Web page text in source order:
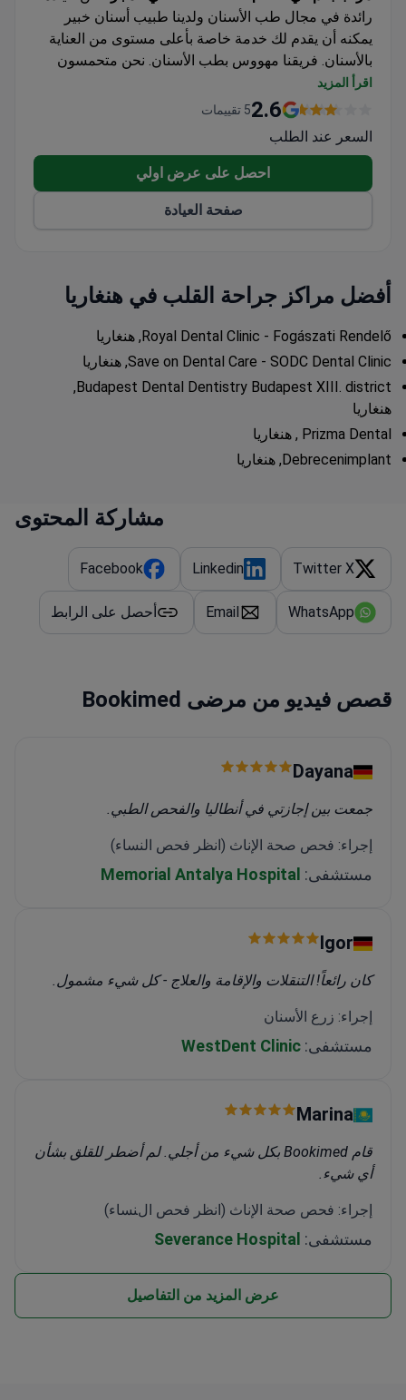
رائدة في مجال طب الأسنان ولدينا طبيب أسنان خبير
يمكنه أن يقدم لك خدمة خاصة بأعلى مستوى من العناية
بالأسنان. فريقنا مهووس بطب الأسنان. نحن متحمسون
لتقديم مجموعة واسعة من خدمات طب الأسنان لتلبية
احتياجاتك ورغباتك. نرغب في التأكد من أن كل مريض
تحت قيادة مقرنا الرئيسي في سويسرا، قمنا بتطوير
من مرضانا لعملية زرع أسنان ويحصلون على طقم أسنان
مؤقت في نفس اليوم، ويتم تثبيت طقم الأسنان النهائي
خلال 3-6 أيام. لذا، إذا كنت قلقًا بشأن أخذ أيام أو أسابيع
في حالة وجود فجوات أو أطقم أسنان أكبر، فحتى الأسنان
تثبيت عمليات الزرع بواسطة البنية الفوقية الاصطناعية،
كما أن المعرفة الشاملة بأنسجة العظام وضغط المضغ
ضرورية لإجراء ناجح. يسعدنا مناقشة أي أسئلة قد تكون
لديكم وتقديم خطة العلاج.
كما نقدم أيضًا خيارات الإقامة على مسافة قريبة من
عيادتنا، والتي تتراوح من فنادق وشقق من فئة ثلاث إلى
والمواد عالية الجودة لضمان علاج آمن ومريح وبأسعار
معقولة. اتصل بنا للحصول على الأشعة السينية البانورامية
للأسنان للحصول على خطة علاج مجانية دون أي التزام.
لا تدع الأسنان المفقودة تعيقك. يمكن لفريقنا ذو الخبرة أن
3-6 أيام. ثق بخبرتنا التي تزيد عن 50 عامًا ونهجنا الذي يركز
على المريض لإجراء عملية زراعة أسنان ناجحة.
اقرأ المزيد
2.65 تقييمات
السعر عند الطلب
احصل على عرض اولي
صفحة العيادة
أفضل مراكز جراحة القلب في هنغاريا
Royal Dental Clinic - Fogászati Rendelő, هنغاريا
Save on Dental Care - SODC Dental Clinic, هنغاريا
Budapest Dental Dentistry Budapest XIII. district,
هنغاريا
Prizma Dental , هنغاريا
Debrecenimplant, هنغاريا
مشاركة المحتوى
Twitter X
Linkedin
Facebook
WhatsApp
Email أحصل على الرابط
قصص فيديو من مرضى Bookimed
Dayana
جمعت بين إجازتي في أنطاليا والفحص الطبي.
إجراء: فحص صحة الإناث (انظر فحص النساء)
مستشفى: Memorial Antalya Hospital
Igor
كان رائعاً! التنقلات والإقامة والعلاج - كل شيء مشمول.
إجراء: زرع الأسنان
مستشفى: WestDent Clinic
Marina
قام Bookimed بكل شيء من أجلي. لم أضطر للقلق بشأن
أي شيء.
إجراء: فحص صحة الإناث (انظر فحص النساء)
مستشفى: Severance Hospital
عرض المزيد من التفاصيل